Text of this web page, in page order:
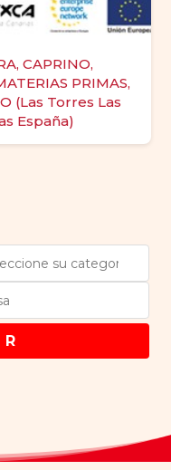
CAPRINO,
PRIMAS,
(Las Torres Las
España)
R